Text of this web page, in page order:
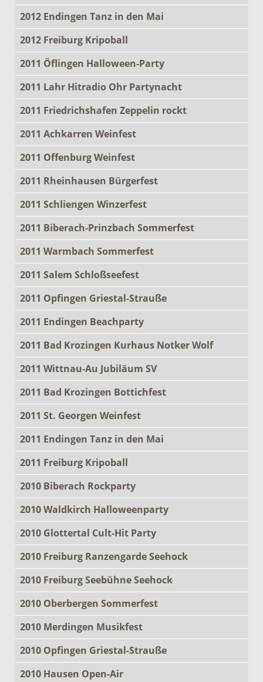
2012 Endingen Tanz in den Mai
2012 Freiburg Kripoball
2011 Öflingen Halloween-Party
2011 Lahr Hitradio Ohr Partynacht
2011 Friedrichshafen Zeppelin rockt
2011 Achkarren Weinfest
2011 Offenburg Weinfest
2011 Rheinhausen Bürgerfest
2011 Schliengen Winzerfest
2011 Biberach-Prinzbach Sommerfest
2011 Warmbach Sommerfest
2011 Salem Schloßseefest
2011 Opfingen Griestal-Strauße
2011 Endingen Beachparty
2011 Bad Krozingen Kurhaus Notker Wolf
2011 Wittnau-Au Jubiläum SV
2011 Bad Krozingen Bottichfest
2011 St. Georgen Weinfest
2011 Endingen Tanz in den Mai
2011 Freiburg Kripoball
2010 Biberach Rockparty
2010 Waldkirch Halloweenparty
2010 Glottertal Cult-Hit Party
2010 Freiburg Ranzengarde Seehock
2010 Freiburg Seebühne Seehock
2010 Oberbergen Sommerfest
2010 Merdingen Musikfest
2010 Opfingen Griestal-Strauße
2010 Hausen Open-Air